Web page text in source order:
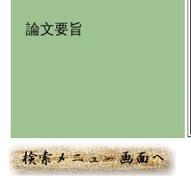
論文要旨